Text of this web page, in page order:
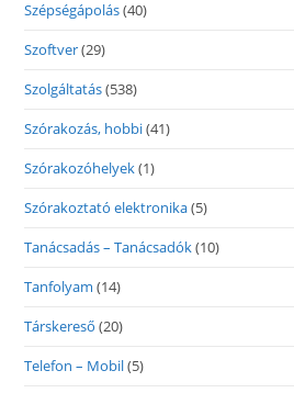
Szépségápolás(40)
Szoftver(29)
Szolgáltatás(538)
Szórakozás, hobbi(41)
Szórakozóhelyek(1)
Szórakoztató elektronika(5)
Tanácsadás – Tanácsadók(10)
Tanfolyam (14)
Társkereső (20)
Telefon – Mobil(5)